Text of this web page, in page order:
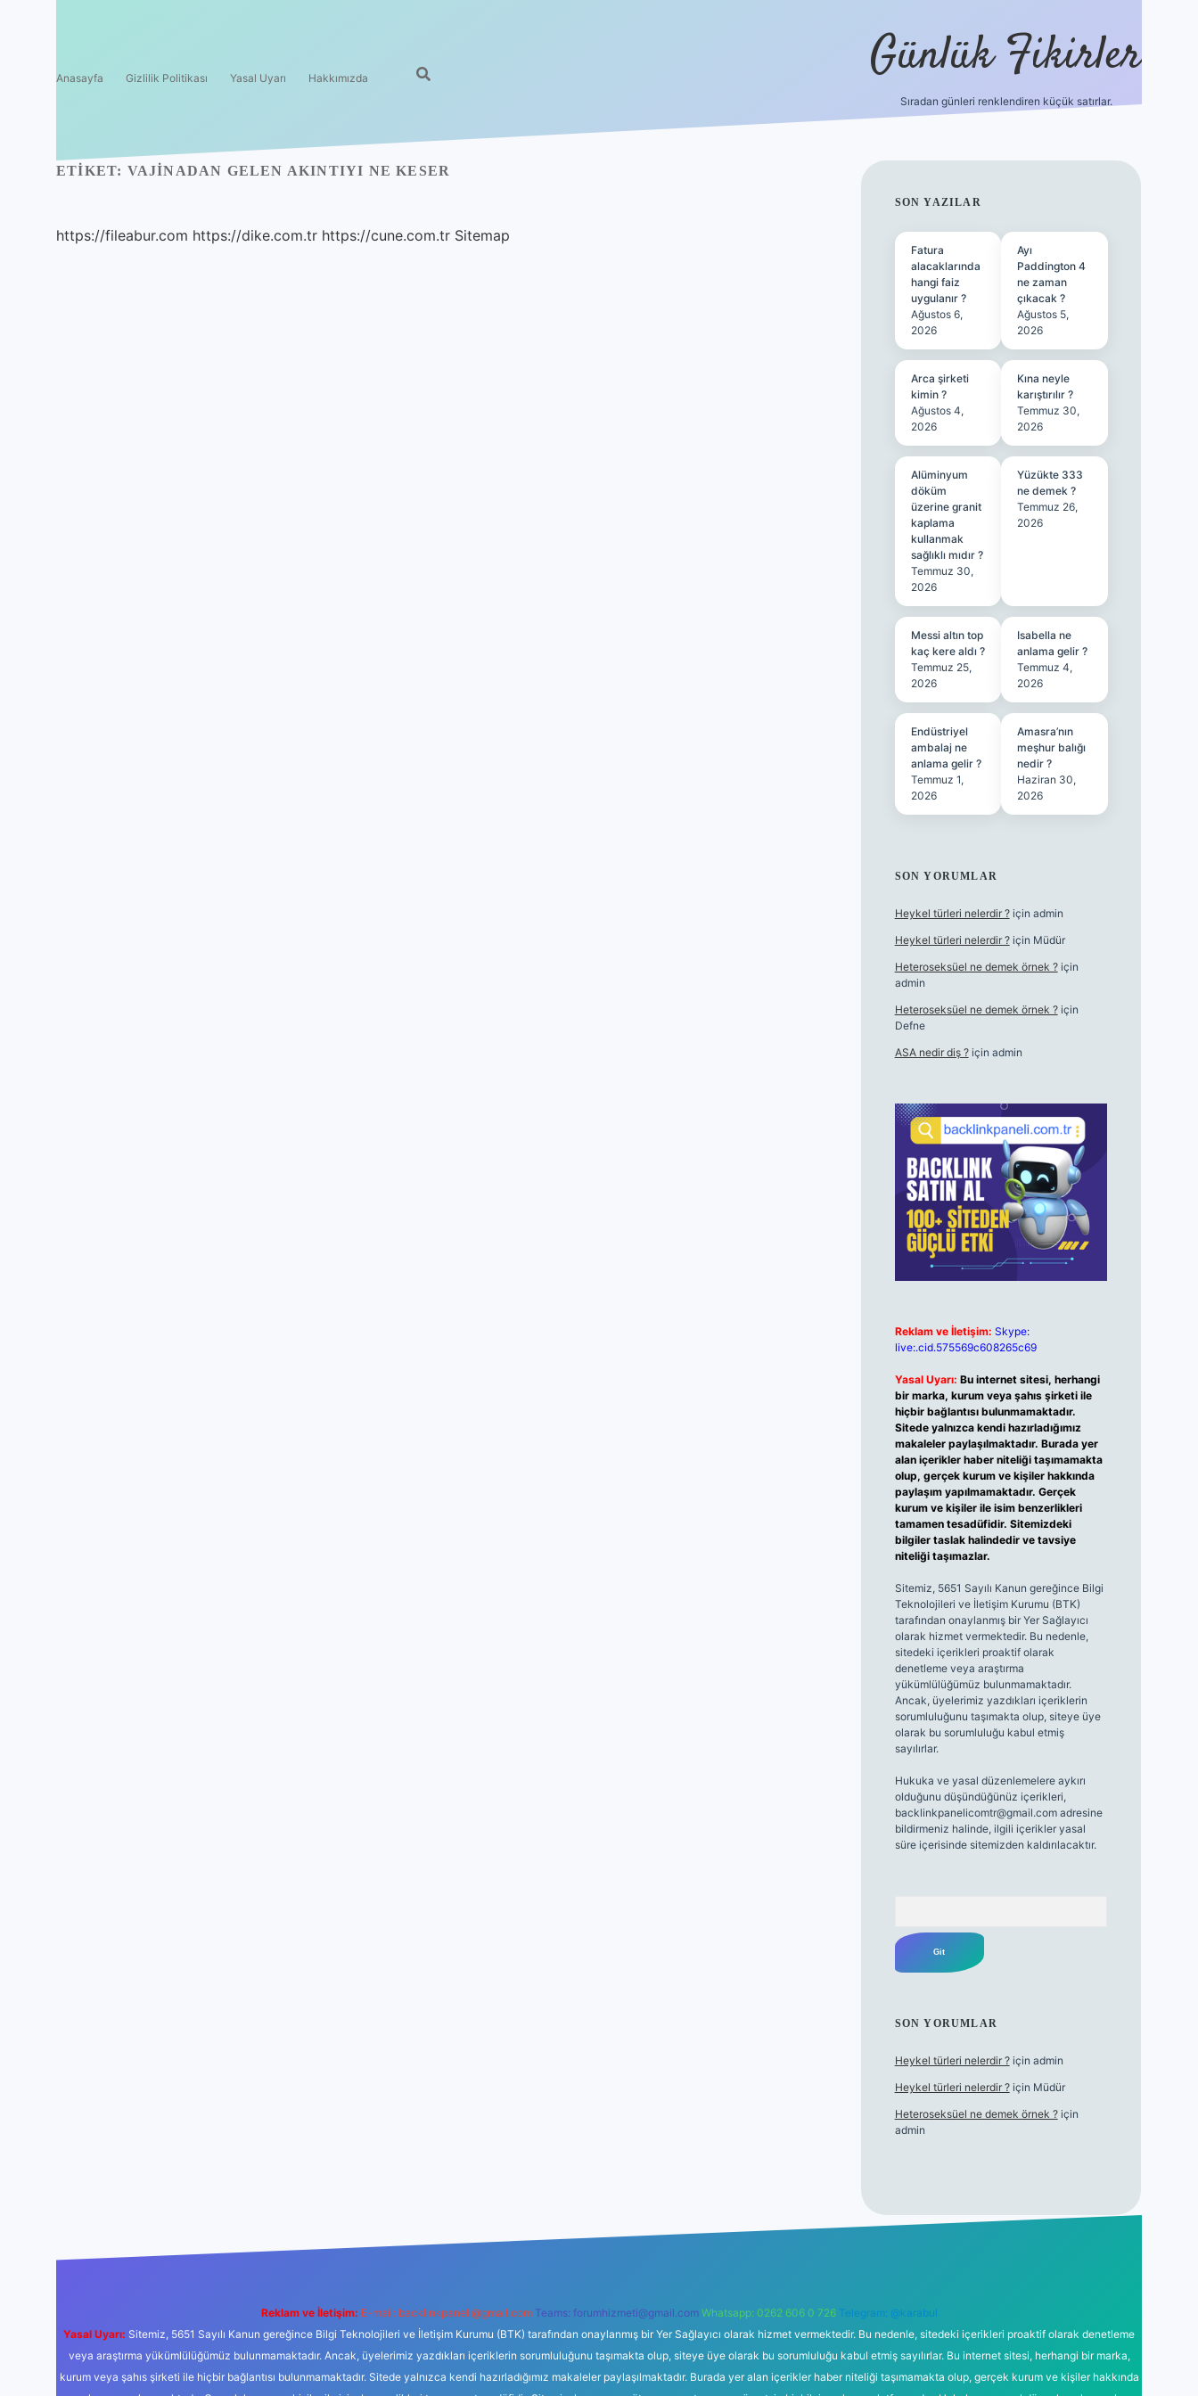
Anasayfa Gizlilik Politikası Yasal Uyarı Hakkımızda Günlük Fikirler
Sıradan günleri renklendiren küçük satırlar.
ETIKET: VAJINADAN GELEN AKINTIYI NE KESER
https://fileabur.com https://dike.com.tr https://cune.com.tr Sitemap
SIDEBAR
SON YAZILAR
Fatura
alacaklarında
hangi faiz
uygulanır ?
Ağustos 6,
2026
Ayı
Paddington 4
ne zaman
çıkacak ?
Ağustos 5,
2026
Arca şirketi
kimin ?
Ağustos 4,
2026
Kına neyle
karıştırılır ?
Temmuz 30,
2026
Alüminyum
döküm
üzerine granit
kaplama
kullanmak
sağlıklı mıdır ?
Temmuz 30,
2026
Yüzükte 333
ne demek ?
Temmuz 26,
2026
Messi altın top
kaç kere aldı ?
Temmuz 25,
2026
Isabella ne
anlama gelir ?
Temmuz 4,
2026
Endüstriyel
ambalaj ne
anlama gelir ?
Temmuz 1,
2026
Amasra’nın
meşhur balığı
nedir ?
Haziran 30,
2026
SON YORUMLAR
Heykel türleri nelerdir ?için admin
Heykel türleri nelerdir ?için Müdür
Heteroseksüel ne demek örnek ?için
admin
Heteroseksüel ne demek örnek ?için
Defne
ASA nedir diş ?için admin
Reklam ve İletişim: Skype:
live:.cid.575569c608265c69
Yasal Uyarı: Bu internet sitesi, herhangi
bir marka, kurum veya şahıs şirketi ile
hiçbir bağlantısı bulunmamaktadır.
Sitede yalnızca kendi hazırladığımız
makaleler paylaşılmaktadır. Burada yer
alan içerikler haber niteliği taşımamakta
olup, gerçek kurum ve kişiler hakkında
paylaşım yapılmamaktadır. Gerçek
kurum ve kişiler ile isim benzerlikleri
tamamen tesadüfidir. Sitemizdeki
bilgiler taslak halindedir ve tavsiye
niteliği taşımazlar.
Sitemiz, 5651 Sayılı Kanun gereğince Bilgi
Teknolojileri ve İletişim Kurumu (BTK)
tarafından onaylanmış bir Yer Sağlayıcı
olarak hizmet vermektedir. Bu nedenle,
sitedeki içerikleri proaktif olarak
denetleme veya araştırma
yükümlülüğümüz bulunmamaktadır.
Ancak, üyelerimiz yazdıkları içeriklerin
sorumluluğunu taşımakta olup, siteye üye
olarak bu sorumluluğu kabul etmiş
sayılırlar.
Hukuka ve yasal düzenlemelere aykırı
olduğunu düşündüğünüz içerikleri,
backlinkpanelicomtr@gmail.comadresine
bildirmeniz halinde, ilgili içerikler yasal
süre içerisinde sitemizden kaldırılacaktır.
SON YORUMLAR
Heykel türleri nelerdir ?için admin
Heykel türleri nelerdir ?için Müdür
Heteroseksüel ne demek örnek ?için
admin
ilbet güncel
Reklam ve İletişim: E-mail: backlinkpaneli@gmail.com Teams: forumhizmeti@gmail.com Whatsapp: 0262 606 0 726 Telegram: @karabul
Yasal Uyarı: Sitemiz, 5651 Sayılı Kanun gereğince Bilgi Teknolojileri ve İletişim Kurumu (BTK) tarafından onaylanmış bir Yer Sağlayıcı olarak hizmet vermektedir. Bu nedenle, sitedeki içerikleri proaktif olarak denetleme
veya araştırma yükümlülüğümüz bulunmamaktadır. Ancak, üyelerimiz yazdıkları içeriklerin sorumluluğunu taşımakta olup, siteye üye olarak bu sorumluluğu kabul etmiş sayılırlar. Bu internet sitesi, herhangi bir marka,
kurum veya şahıs şirketi ile hiçbir bağlantısı bulunmamaktadır. Sitede yalnızca kendi hazırladığımız makaleler paylaşılmaktadır. Burada yer alan içerikler haber niteliği taşımamakta olup, gerçek kurum ve kişiler hakkında